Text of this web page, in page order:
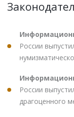
России
России
драгоценного